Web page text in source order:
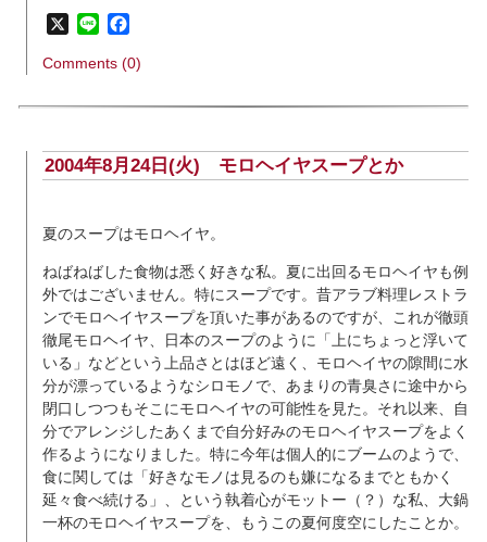
X Line
Comments (0)
2004年8月24日(火) モロヘイヤスープとか
夏のスープはモロヘイヤ。
ねばねばした食物は悉く好きな私。夏に出回るモロヘイヤも例
外ではございません。特にスープです。昔アラブ料理レストラ
ンでモロヘイヤスープを頂いた事があるのですが、これが徹頭
徹尾モロヘイヤ、日本のスープのように「上にちょっと浮いて
いる」などという上品さとはほど遠く、モロヘイヤの隙間に水
分が漂っているようなシロモノで、あまりの青臭さに途中から
閉口しつつもそこにモロヘイヤの可能性を見た。それ以来、自
分でアレンジしたあくまで自分好みのモロヘイヤスープをよく
作るようになりました。特に今年は個人的にブームのようで、
食に関しては「好きなモノは見るのも嫌になるまでともかく
延々食べ続ける」、という執着心がモットー（？）な私、大鍋
一杯のモロヘイヤスープを、もうこの夏何度空にしたことか。